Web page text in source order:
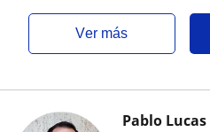
ver más
Pablo